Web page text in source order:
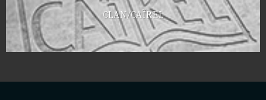
CLAN/CAÏREL